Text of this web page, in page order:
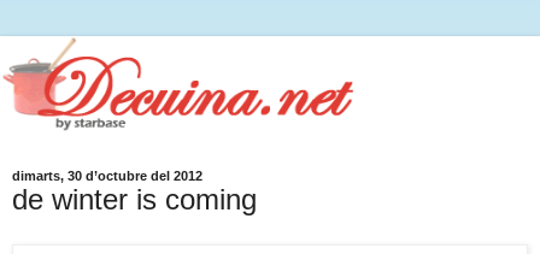
dimarts, 30 d’octubre del 2012
de winter is coming